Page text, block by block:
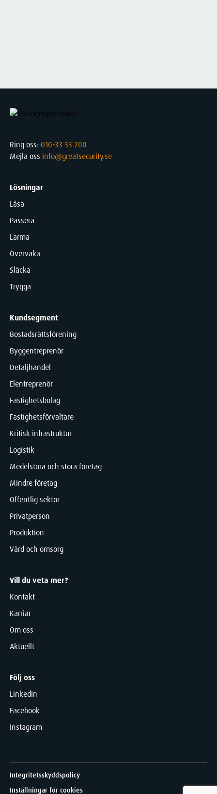
Ring oss: 010-33 33 200
Mejla oss info@greatsecurity.se
Lösningar
Låsa
Passera
Larma
Övervaka
Släcka
Trygga
Kundsegment
Bostadsrättsförening
Byggentreprenör
Detaljhandel
Elentreprenör
Fastighetsbolag
Fastighetsförvaltare
Kritisk infrastruktur
Logistik
Medelstora och stora företag
Mindre företag
Offentlig sektor
Privatperson
Produktion
Vård och omsorg
Vill du veta mer?
Kontakt
Karriär
Om oss
Aktuellt
Följ oss
LinkedIn
Facebook
Instagram
Integritetsskyddspolicy
Inställningar för cookies